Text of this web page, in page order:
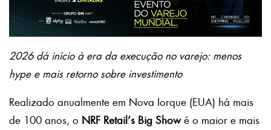
2026 dá início à era da execução no varejo: menos
hype e mais retorno sobre investimento
Realizado anualmente em Nova Iorque (EUA) há mais
de 100 anos, o NRF Retail’s Big Showé o maior e mais